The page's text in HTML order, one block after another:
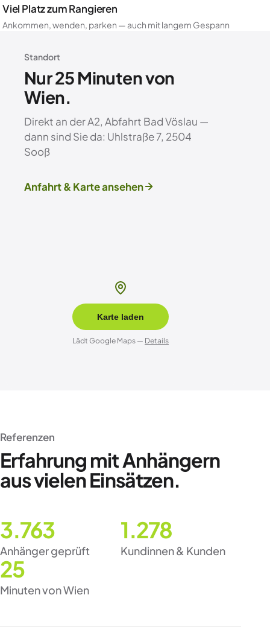
Viel Platz zum Rangieren
Ankommen, wenden, parken — auch mit langem Gespann
Standort
Nur 25 Minuten von
Wien.
Direkt an der A2, Abfahrt Bad Vöslau —
dann sind Sie da: Uhlstraße 7, 2504
Sooß
Anfahrt & Karte ansehen
Karte laden
Lädt Google Maps — Details
Referenzen
Erfahrung mit Anhängern
aus vielen Einsätzen.
3.763
Anhänger geprüft
1.278
Kundinnen & Kunden
25
Minuten von Wien